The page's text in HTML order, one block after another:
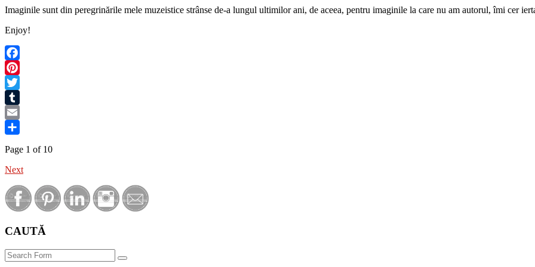
Imaginile sunt din peregrinările mele muzeistice strânse de-a lungul ultimilor ani, de aceea, pentru imaginile la care nu am autorul, îmi cer
Enjoy!
Facebook
Pinterest
Twitter
Tumblr
Email
Page 1 of 10
Next
CAUTĂ
Search